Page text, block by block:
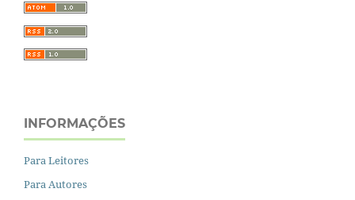
INFORMAÇÕES
Para Leitores
Para Autores